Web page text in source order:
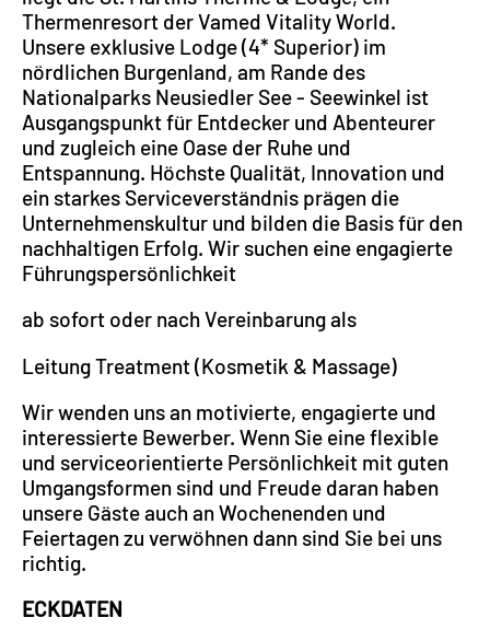
Thermenresort der Vamed Vitality World.
Unsere exklusive Lodge (4* Superior) im
nördlichen Burgenland, am Rande des
Nationalparks Neusiedler See - Seewinkel ist
Ausgangspunkt für Entdecker und Abenteurer
und zugleich eine Oase der Ruhe und
Entspannung. Höchste Qualität, Innovation und
ein starkes Serviceverständnis prägen die
Unternehmenskultur und bilden die Basis für den
nachhaltigen Erfolg. Wir suchen eine engagierte
Führungspersönlichkeit
ab sofort oder nach Vereinbarung als
Leitung Treatment (Kosmetik & Massage)
Wir wenden uns an motivierte, engagierte und
interessierte Bewerber. Wenn Sie eine flexible
und serviceorientierte Persönlichkeit mit guten
Umgangsformen sind und Freude daran haben
unsere Gäste auch an Wochenenden und
Feiertagen zu verwöhnen dann sind Sie bei uns
richtig.
ECKDATEN